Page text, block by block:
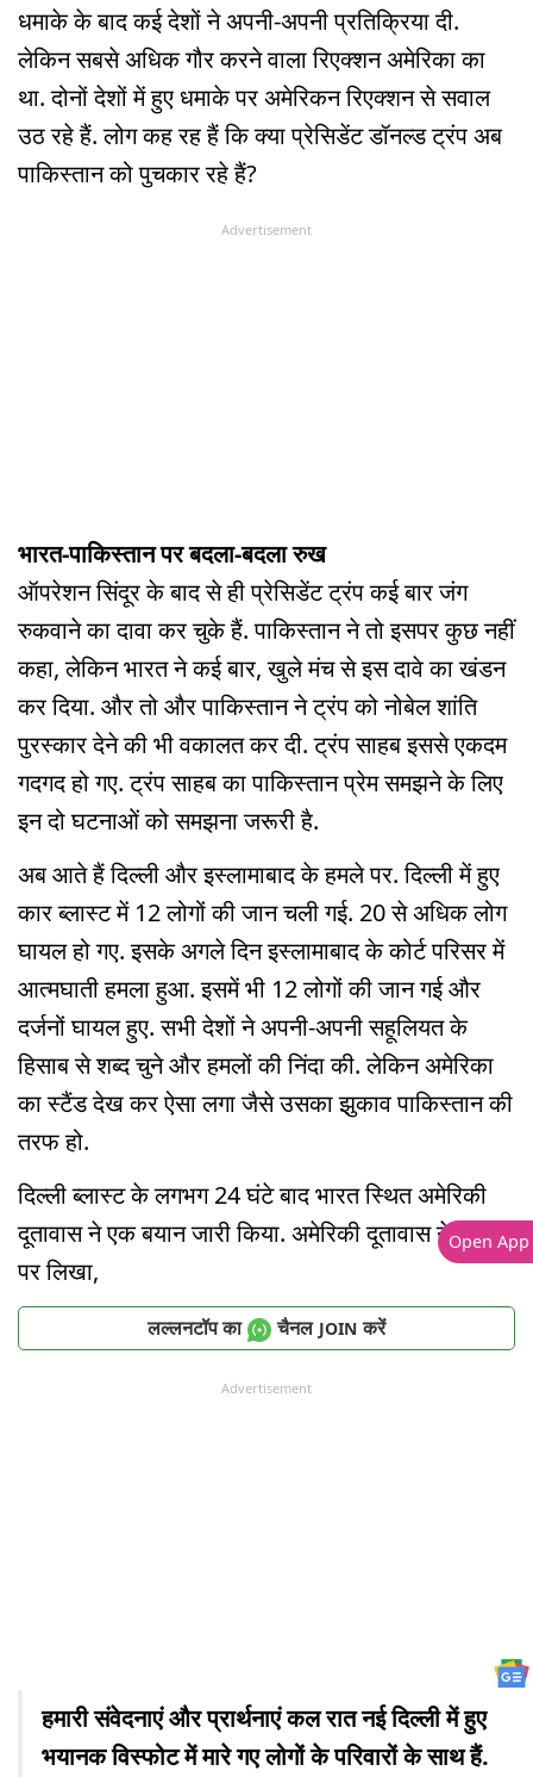
धमाके के बाद कई देशों ने अपनी-अपनी प्रतिक्रिया दी.
लेकिन सबसे अधिक गौर करने वाला रिएक्शन अमेरिका का
था. दोनों देशों में हुए धमाके पर अमेरिकन रिएक्शन से सवाल
उठ रहे हैं. लोग कह रह हैं कि क्या प्रेसिडेंट डॉनल्ड ट्रंप अब
पाकिस्तान को पुचकार रहे हैं?
Advertisement
भारत-पाकिस्तान पर बदला-बदला रुख
ऑपरेशन सिंदूर के बाद से ही प्रेसिडेंट ट्रंप कई बार जंग
रुकवाने का दावा कर चुके हैं. पाकिस्तान ने तो इसपर कुछ नहीं
कहा, लेकिन भारत ने कई बार, खुले मंच से इस दावे का खंडन
कर दिया. और तो और पाकिस्तान ने ट्रंप को नोबेल शांति
पुरस्कार देने की भी वकालत कर दी. ट्रंप साहब इससे एकदम
गदगद हो गए. ट्रंप साहब का पाकिस्तान प्रेम समझने के लिए
इन दो घटनाओं को समझना जरूरी है.
अब आते हैं दिल्ली और इस्लामाबाद के हमले पर. दिल्ली में हुए
कार ब्लास्ट में 12 लोगों की जान चली गई. 20 से अधिक लोग
घायल हो गए. इसके अगले दिन इस्लामाबाद के कोर्ट परिसर में
आत्मघाती हमला हुआ. इसमें भी 12 लोगों की जान गई और
दर्जनों घायल हुए. सभी देशों ने अपनी-अपनी सहूलियत के
हिसाब से शब्द चुने और हमलों की निंदा की. लेकिन अमेरिका
का स्टैंड देख कर ऐसा लगा जैसे उसका झुकाव पाकिस्तान की
तरफ हो.
दिल्ली ब्लास्ट के लगभग 24 घंटे बाद भारत स्थित अमेरिकी
दूतावास ने एक बयान जारी किया. अमेरिकी दूतावास ने एक्स
पर लिखा,
लल्लनटॉप का चैनल JOIN करें
Advertisement
हमारी संवेदनाएं और प्रार्थनाएं कल रात नई दिल्ली में हुए
भयानक विस्फोट में मारे गए लोगों के परिवारों के साथ हैं.
Open App